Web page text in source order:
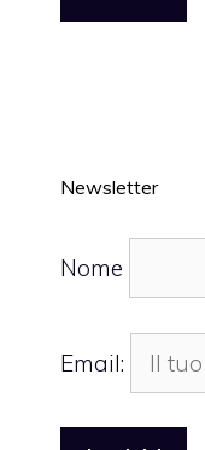
Newsletter
Nome
Email: